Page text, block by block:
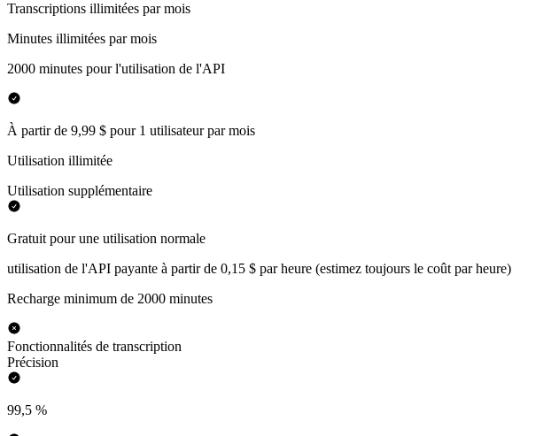
Transcriptions illimitées par mois
Minutes illimitées par mois
2000 minutes pour l'utilisation de l'API
À partir de 9,99 $ pour 1 utilisateur par mois
Utilisation illimitée
Utilisation supplémentaire
Gratuit pour une utilisation normale
utilisation de l'API payante à partir de 0,15 $ par heure (estimez toujours le coût par heure)
Recharge minimum de 2000 minutes
Fonctionnalités de transcription
Précision
99,5 %